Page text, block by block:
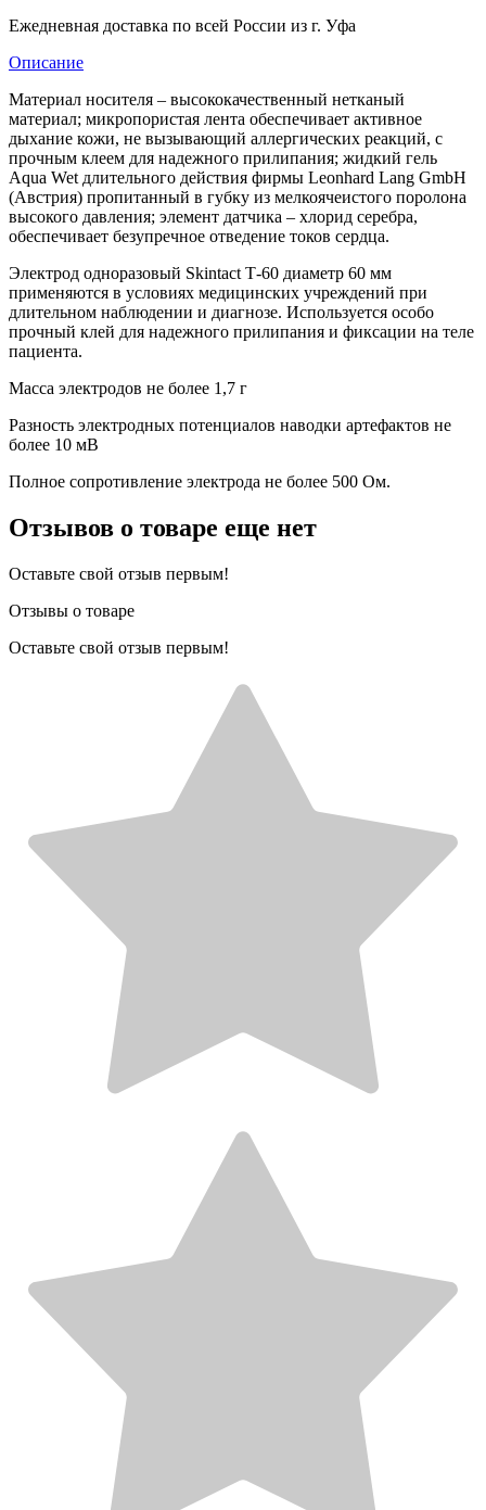
Ежедневная доставка по всей России из г. Уфа
Описание
Материал носителя – высококачественный нетканый
материал; микропористая лента обеспечивает активное
дыхание кожи, не вызывающий аллергических реакций, с
прочным клеем для надежного прилипания; жидкий гель
Aqua Wet длительного действия фирмы Leonhard Lang GmbH
(Австрия) пропитанный в губку из мелкоячеистого поролона
высокого давления; элемент датчика – хлорид серебра,
обеспечивает безупречное отведение токов сердца.
Электрод одноразовый Skintact Т-60 диаметр 60 мм
применяются в условиях медицинских учреждений при
длительном наблюдении и диагнозе. Используется особо
прочный клей для надежного прилипания и фиксации на теле
пациента.
Масса электродов не более 1,7 г
Разность электродных потенциалов наводки артефактов не
более 10 мВ
Полное сопротивление электрода не более 500 Ом.
Отзывов о товаре еще нет
Оставьте свой отзыв первым!
Отзывы о товаре
Оставьте свой отзыв первым!